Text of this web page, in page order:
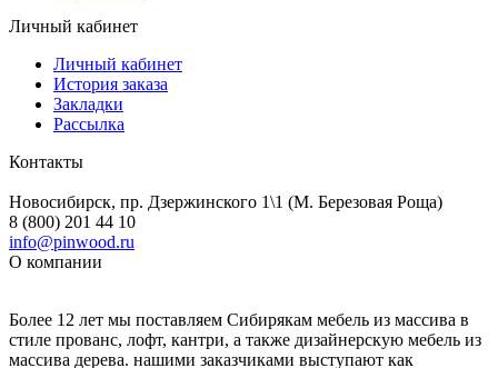
Личный кабинет
Личный кабинет
История заказа
Закладки
Рассылка
Контакты
Новосибирск, пр. Дзержинского 1\1 (М. Березовая Роща)
8 (800) 201 44 10
info@pinwood.ru
О компании
Более 12 лет мы поставляем Сибирякам мебель из массива в
стиле прованс, лофт, кантри, а также дизайнерскую мебель из
массива дерева. нашими заказчиками выступают как